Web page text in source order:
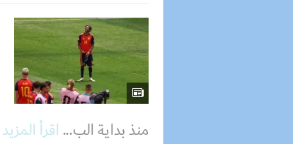
منذ بداية الب...اقرأ المزيد